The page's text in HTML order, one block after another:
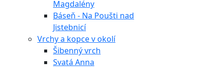
Magdalény
Báseň - Na Poušti nad
Jistebnicí
Vrchy a kopce v okolí
Šibenný vrch
Svatá Anna